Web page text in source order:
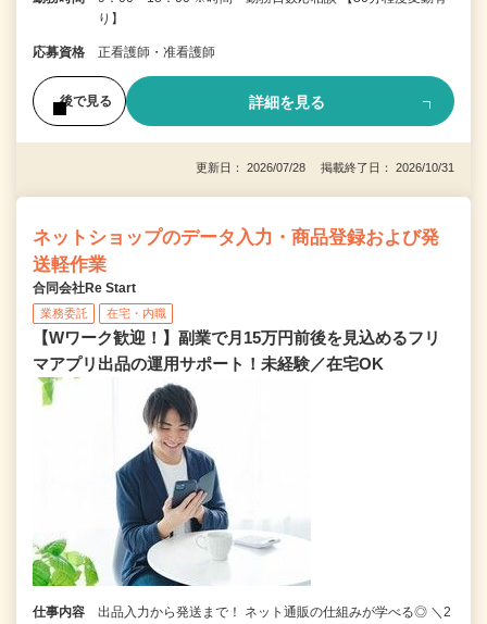
り】
応募資格 正看護師・准看護師
後で見る 詳細を見る
更新日： 2026/07/28 掲載終了日： 2026/10/31
ネットショップのデータ入力・商品登録および発
送軽作業
合同会社Re Start
業務委託 在宅・内職
【Wワーク歓迎！】副業で月15万円前後を見込めるフリ
マアプリ出品の運用サポート！未経験／在宅OK
仕事内容
出品入力から発送まで！ ネット通販の仕組みが学べる◎ ＼2